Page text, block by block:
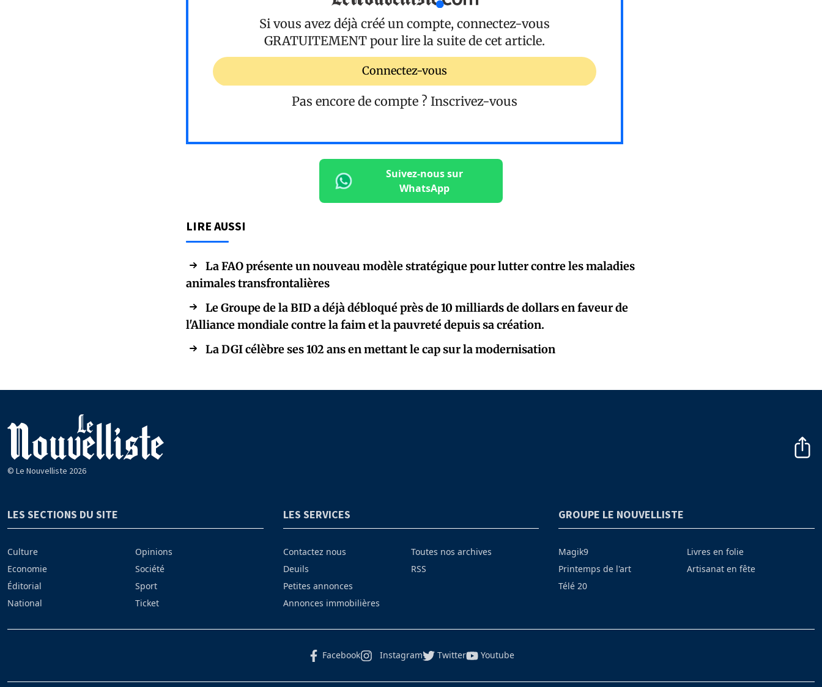
Si vous avez déjà créé un compte, connectez-vous
GRATUITEMENT pour lire la suite de cet article.
Connectez-vous
Pas encore de compte ? Inscrivez-vous
Suivez-nous sur
WhatsApp
LIRE AUSSI
La FAO présente un nouveau modèle stratégique pour lutter contre les maladies
animales transfrontalières
Le Groupe de la BID a déjà débloqué près de 10 milliards de dollars en faveur de
l'Alliance mondiale contre la faim et la pauvreté depuis sa création.
La DGI célèbre ses 102 ans en mettant le cap sur la modernisation
© Le Nouvelliste 2026
LES SECTIONS DU SITE
Culture
Economie
Éditorial
National
Opinions
Société
Sport
Ticket
LES SERVICES
Contactez nous
Deuils
Petites annonces
Annonces immobilières
Toutes nos archives
RSS
GROUPE LE NOUVELLISTE
Magik9
Printemps de l'art
Télé 20
Livres en folie
Artisanat en fête
Facebook Instagram Twitter Youtube